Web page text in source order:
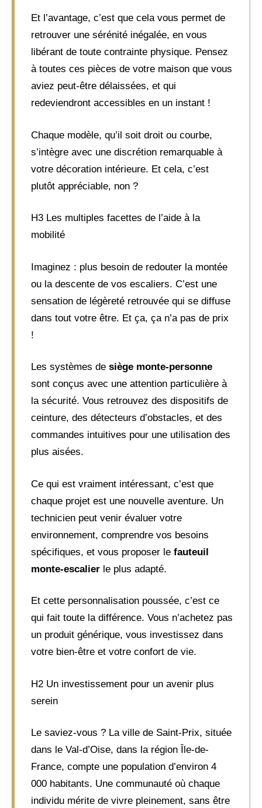
Et l’avantage, c’est que cela vous permet de
retrouver une sérénité inégalée, en vous
libérant de toute contrainte physique. Pensez
à toutes ces pièces de votre maison que vous
aviez peut-être délaissées, et qui
redeviendront accessibles en un instant !
Chaque modèle, qu’il soit droit ou courbe,
s’intègre avec une discrétion remarquable à
votre décoration intérieure. Et cela, c’est
plutôt appréciable, non ?
H3 Les multiples facettes de l’aide à la
mobilité
Imaginez : plus besoin de redouter la montée
ou la descente de vos escaliers. C’est une
sensation de légèreté retrouvée qui se diffuse
dans tout votre être. Et ça, ça n’a pas de prix
!
Les systèmes de siège monte-personne
sont conçus avec une attention particulière à
la sécurité. Vous retrouvez des dispositifs de
ceinture, des détecteurs d’obstacles, et des
commandes intuitives pour une utilisation des
plus aisées.
Ce qui est vraiment intéressant, c’est que
chaque projet est une nouvelle aventure. Un
technicien peut venir évaluer votre
environnement, comprendre vos besoins
spécifiques, et vous proposer le fauteuil
monte-escalier le plus adapté.
Et cette personnalisation poussée, c’est ce
qui fait toute la différence. Vous n’achetez pas
un produit générique, vous investissez dans
votre bien-être et votre confort de vie.
H2 Un investissement pour un avenir plus
serein
Le saviez-vous ? La ville de Saint-Prix, située
dans le Val-d’Oise, dans la région Île-de-
France, compte une population d’environ 4
000 habitants. Une communauté où chaque
individu mérite de vivre pleinement, sans être